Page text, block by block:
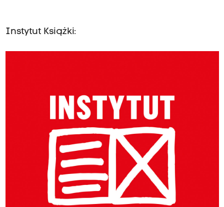
Instytut Książki: